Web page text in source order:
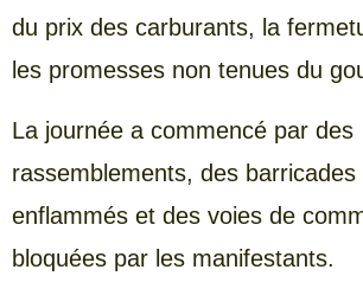
du prix des carburants, la
les promesses non tenues du
La journée a commencé par des
rassemblements, des barricades
enflammés et des voies de
bloquées par les manifestants.